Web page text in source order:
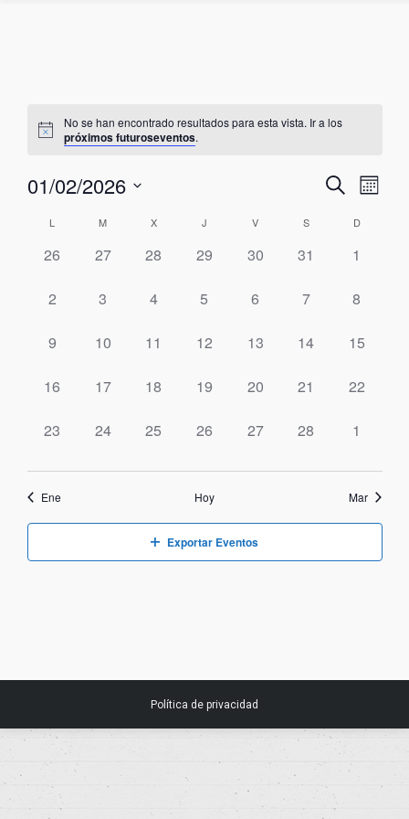
No se han encontrado resultados para esta vista. Ir a los
próximos futuroseventos.
de
vistas
de
Buscar
Mes
01/02/2026
Calendario
de
Eventos
L M X J V S D
0
26
0
27
0
28
0
29
0
30
0
31
0
1
0
2
0
3
0
4
0
5
0
6
0
7
0
8
0
9
0
10
0
11
0
12
0
13
0
14
0
15
0
16
0
17
0
18
0
19
0
20
0
21
0
22
0
23
0
24
0
25
0
26
0
27
0
28
0
1
Ene Hoy Mar
Exportar Eventos
Política de privacidad